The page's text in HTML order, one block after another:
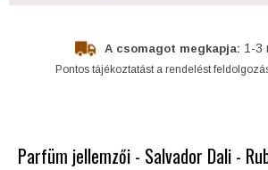
A csomagot megkapja: 1-3
Pontos tájékoztatást a rendelést
Parfüm jellemzői - Salvador Dali -